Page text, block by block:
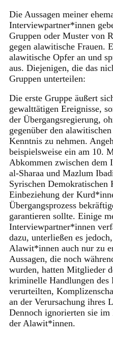
Die Aussagen meiner
Interviewpartner*innen
Gruppen oder Muster von
gegen alawitische Frauen.
alawitische Opfer an und
aus. Diejenigen, die das
Gruppen unterteilen:
Die erste Gruppe äußert
gewalttätigen Ereignisse,
der Übergangsregierung,
gegenüber den
Kenntnis zu nehmen.
beispielsweise ein am 10.
Abkommen zwischen dem
al-Sharaa und Mazlum
Syrischen Demokratischen
Einbeziehung der
Übergangsprozess
garantieren sollte. Einige
Interviewpartner*innen
dazu, unterließen es
Alawit*innen auch nur zu
Aussagen, die noch
wurden, hatten Mitglieder
kriminelle Handlungen des
verurteilten,
an der Verursachung ihres
Dennoch ignorierten sie
der Alawit*innen.